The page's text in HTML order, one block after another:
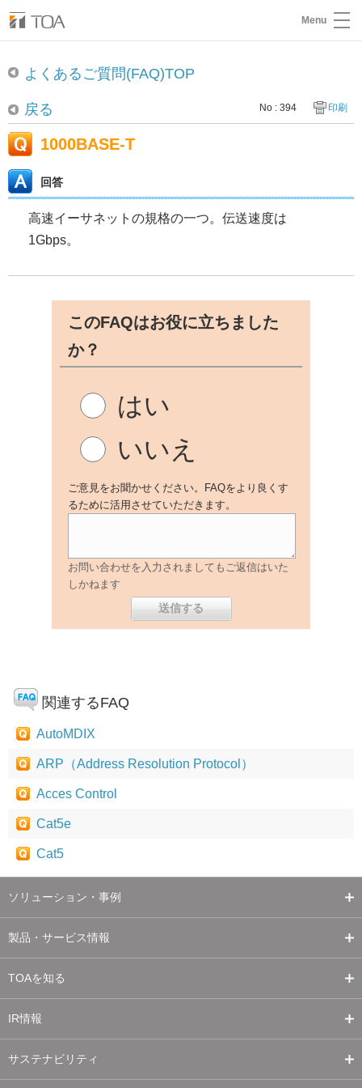
Menu
よくあるご質問(FAQ)TOP
戻る No : 394 印刷
1000BASE-T
回答
高速イーサネットの規格の一つ。伝送速度は
1Gbps。
このFAQはお役に立ちました
か？
はい
いいえ
ご意見をお聞かせください。FAQをより良くす
るために活用させていただきます。
お問い合わせを入力されましてもご返信はいた
しかねます
関連するFAQ
AutoMDIX
ARP（Address Resolution Protocol）
Acces Control
Cat5e
Cat5
ソリューション・事例
製品・サービス情報
TOAを知る
IR情報
サステナビリティ